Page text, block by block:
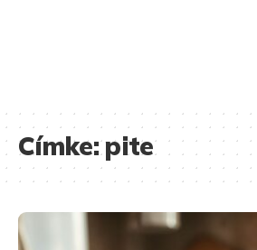
Címke:pite